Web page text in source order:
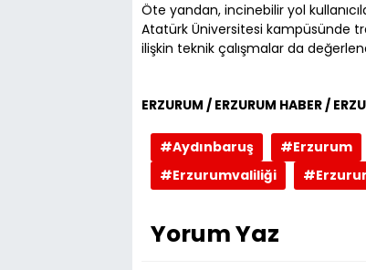
Öte yandan, incinebilir yol
Atatürk Üniversitesi kampüsünde
ilişkin teknik çalışmalar da
ERZURUM / ERZURUM HABER /
#Aydınbaruş #Erzurum
#Erzurumvaliliği
Yorum Yaz